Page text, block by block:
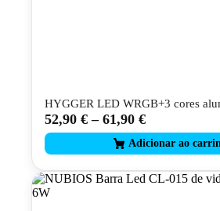
HYGGER LED WRGB+3 cores
52,90 € – 61,90 €
This
product
has
multiple
variants.
The